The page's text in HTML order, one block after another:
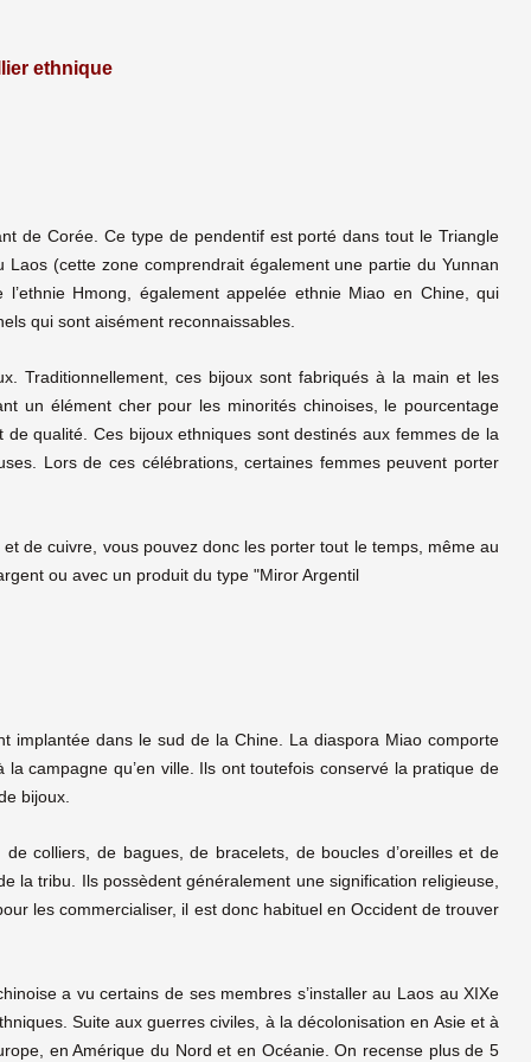
ethnique
de Corée. Ce type de pendentif est porté dans tout le Triangle
(cette zone comprendrait également une partie du Yunnan
Hmong, également appelée ethnie Miao en Chine, qui
qui sont aisément reconnaissables.
Traditionnellement, ces bijoux sont fabriqués à la main et les
un élément cher pour les minorités chinoises, le pourcentage
qualité. Ces bijoux ethniques sont destinés aux femmes de la
Lors de ces célébrations, certaines femmes peuvent porter
de cuivre, vous pouvez donc les porter tout le temps, même au
ou avec un produit du type "Miror Argentil
implantée dans le sud de la Chine. La diaspora Miao comporte
campagne qu’en ville. Ils ont toutefois conservé la pratique de
bijoux.
colliers, de bagues, de bracelets, de boucles d’oreilles et de
la tribu. Ils possèdent généralement une signification religieuse,
les commercialiser, il est donc habituel en Occident de trouver
a vu certains de ses membres s’installer au Laos au XIXe
Suite aux guerres civiles, à la décolonisation en Asie et à
en Amérique du Nord et en Océanie. On recense plus de 5